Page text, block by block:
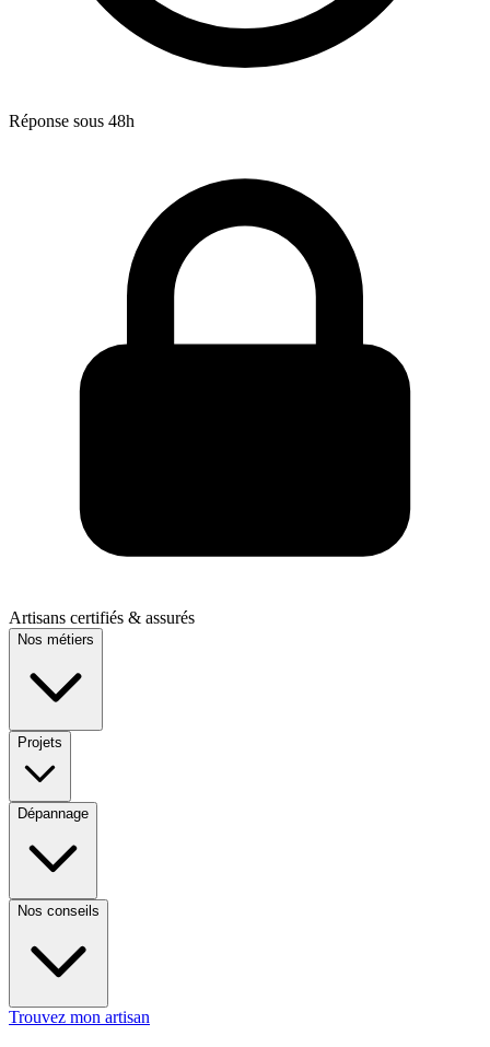
Réponse sous 48h
Artisans certifiés & assurés
Nos métiers
Projets
Dépannage
Nos conseils
Trouvez mon artisan